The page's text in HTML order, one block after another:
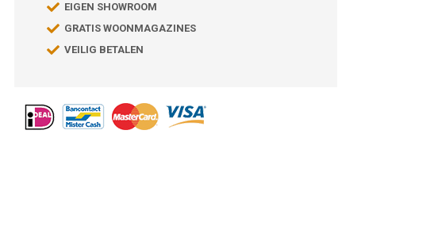
EIGEN SHOWROOM
GRATIS WOONMAGAZINES
VEILIG BETALEN